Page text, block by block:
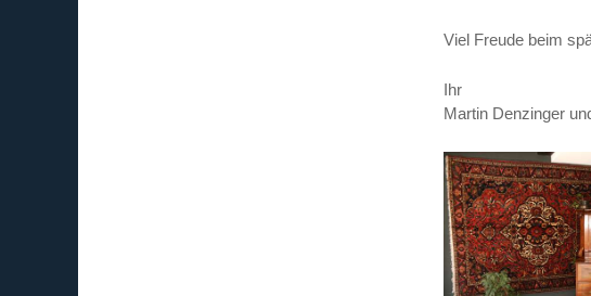
Viel Freude beim
Ihr
Martin Denzinger